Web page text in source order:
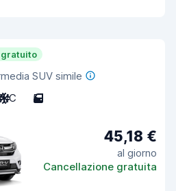
gratuito
SUV simile
C 5
45,18 €
al giorno
Cancellazione gratuita